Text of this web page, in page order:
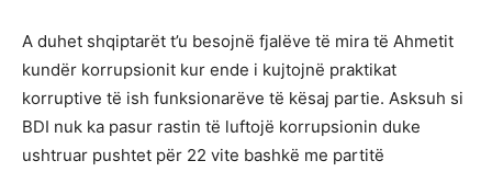
A duhet shqiptarët t’u besojnë fjalëve të mira të Ahmetit
kundër korrupsionit kur ende i kujtojnë praktikat
korruptive të ish funksionarëve të kësaj partie. Asksuh si
BDI nuk ka pasur rastin të luftojë korrupsionin duke
ushtruar pushtet për 22 vite bashkë me partitë